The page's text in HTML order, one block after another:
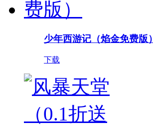
少年西游记（焰金免费版）
下载